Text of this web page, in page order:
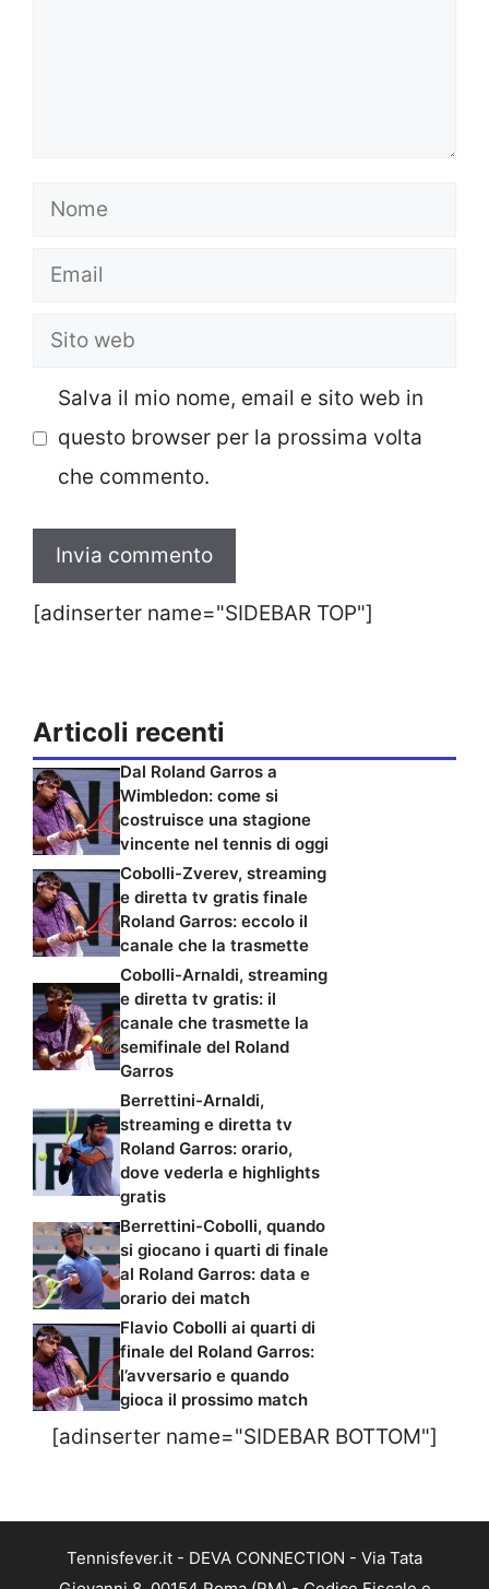
Nome
Email
Sito
Salva il mio nome, email e sito web in
questo browser per la prossima volta
che commento.
[adinserter name="SIDEBAR TOP"]
Articoli recenti
Dal Roland Garros a
Wimbledon: come si
costruisce una stagione
vincente nel tennis di oggi
Cobolli-Zverev, streaming
e diretta tv gratis finale
Roland Garros: eccolo il
canale che la trasmette
Cobolli-Arnaldi, streaming
e diretta tv gratis: il
canale che trasmette la
semifinale del Roland
Garros
Berrettini-Arnaldi,
streaming e diretta tv
Roland Garros: orario,
dove vederla e highlights
gratis
Berrettini-Cobolli, quando
si giocano i quarti di finale
al Roland Garros: data e
orario dei match
Flavio Cobolli ai quarti di
finale del Roland Garros:
l’avversario e quando
gioca il prossimo match
[adinserter name="SIDEBAR BOTTOM"]
Tennisfever.it - DEVA CONNECTION - Via Tata